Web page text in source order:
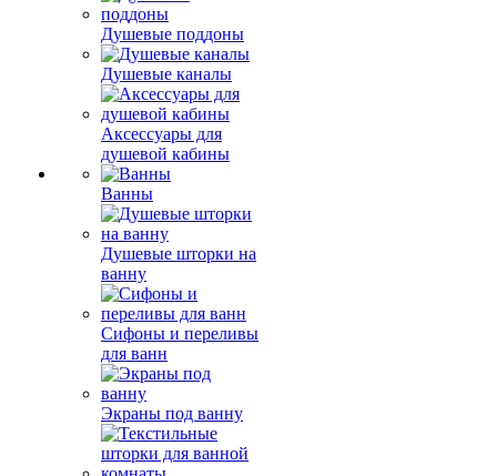
Душевые поддоны
Душевые каналы
Аксессуары для
душевой кабины
Ванны
Душевые шторки на
ванну
Сифоны и переливы
для ванн
Экраны под ванну